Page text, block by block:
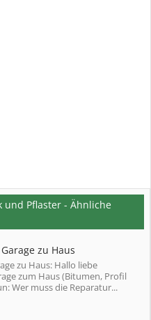
und Pflaster - Ähnliche
zu Haus
zu Haus: Hallo liebe
zum Haus (Bitumen, Profil
Wer muss die Reparatur...